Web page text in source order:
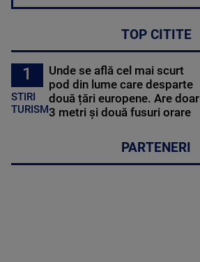
TOP CITITE
1
STIRI
TURISM
Unde se află cel mai scurt
pod din lume care desparte
două țări europene. Are doar
3 metri și două fusuri orare
PARTENERI